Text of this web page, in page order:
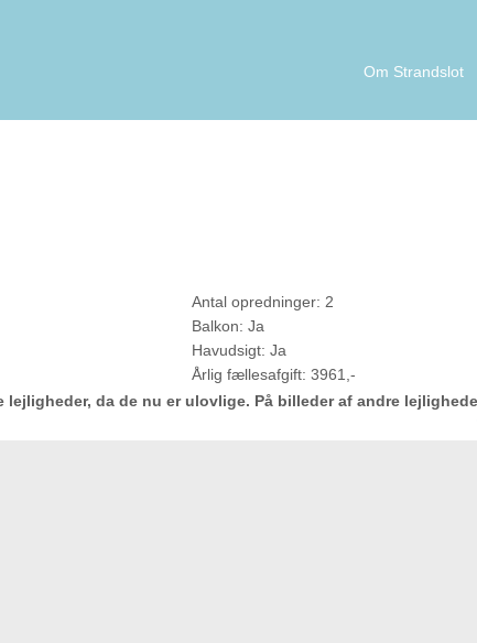
Om Strandslot
Antal opredninger: 2​
Balkon: Ja
Havudsigt: Ja​
Årlig fællesafgift: 3961,-
lejligheder, da de nu er ulovlige. På billeder af andre